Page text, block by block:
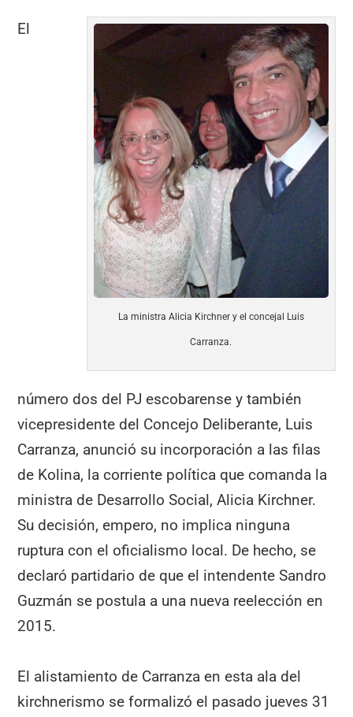
La ministra Alicia Kirchner y el concejal Luis
Carranza.
El
número dos del PJ escobarense y también
vicepresidente del Concejo Deliberante, Luis
Carranza, anunció su incorporación a las filas
de Kolina, la corriente política que comanda la
ministra de Desarrollo Social, Alicia Kirchner.
Su decisión, empero, no implica ninguna
ruptura con el oficialismo local. De hecho, se
declaró partidario de que el intendente Sandro
Guzmán se postula a una nueva reelección en
2015.
El alistamiento de Carranza en esta ala del
kirchnerismo se formalizó el pasado jueves 31